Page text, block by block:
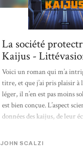
La société
Kaijus -
Voici un roman qui m’a
titre, et que j’ai pris plaisir
léger, il n’en est pas moins
est bien conçue. L’aspect
données des kaijus, de leur
JOHN SCALZI